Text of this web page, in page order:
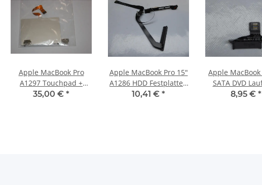
Apple MacBook Pro
A1297 Touchpad +
Schrauben Kabel 821-
35,00 € *
Apple MacBook Pro 15"
A1286 HDD Festplatten
Kabel 821-0989-A Mid
10,41 € *
Apple MacBook
SATA DVD
Adapter8,95 € *